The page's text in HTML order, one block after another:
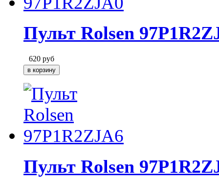
Пульт Rolsen
620 руб
Пульт Rolsen